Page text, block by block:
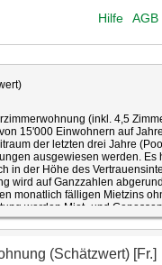
AGB
Hilfe
(inkl. 4,5
15'000 Einwohnern auf
der letzten drei Jahre
ausgewiesen werden. Es
in der Höhe des
wird auf Ganzzahlen
monatlich fälligen Mietzins
werden Miet- und
stammen aus den ab
basiert auf einer
die mindestens 15 Jahre alt